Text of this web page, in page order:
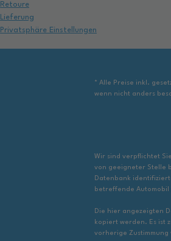
Retoure
Lieferung
Privatsphäre Einstellungen
* Alle Preise inkl.
wenn nicht anders
Wir sind verpflichtet
von geeigneter Stelle
Datenbank
betreffende Automobil
Die hier angezeigten
kopiert werden. Es ist
vorherige